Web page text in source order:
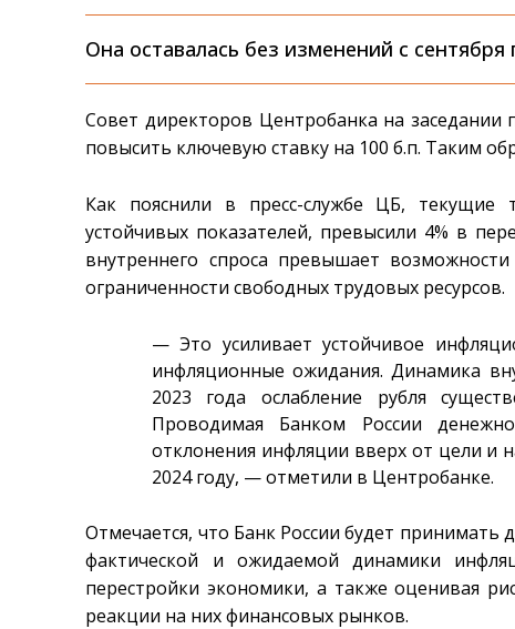
Она оставалась без изменений с
Совет директоров Центробанка на
повысить ключевую ставку на 100 б.п. Таким
Как пояснили в пресс-службе ЦБ,
устойчивых показателей, превысили 4% в
внутреннего спроса превышает
ограниченности свободных трудовых ресурсов.
— Это усиливает устойчивое
инфляционные ожидания. Динамика
2023 года ослабление рубля
Проводимая Банком России
отклонения инфляции вверх от цели и
2024 году, — отметили в Центробанке.
Отмечается, что Банк России будет
фактической и ожидаемой динамики
перестройки экономики, а также оценивая
реакции на них финансовых рынков.